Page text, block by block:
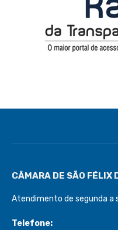
CÂMARA DE SÃO FÉLIX
Atendimento de segunda a
Telefone: